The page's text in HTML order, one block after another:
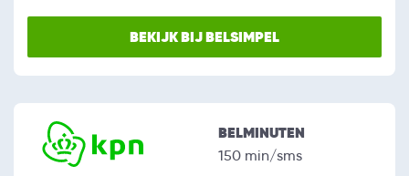
BEKIJK BIJ BELSIMPEL
BELMINUTEN
150 min/sms